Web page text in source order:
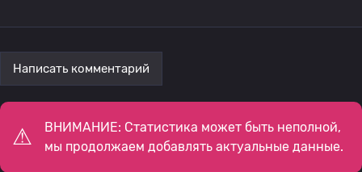
Написать комментарий
ВНИМАНИЕ: Статистика может быть неполной,
мы продолжаем добавлять актуальные данные.